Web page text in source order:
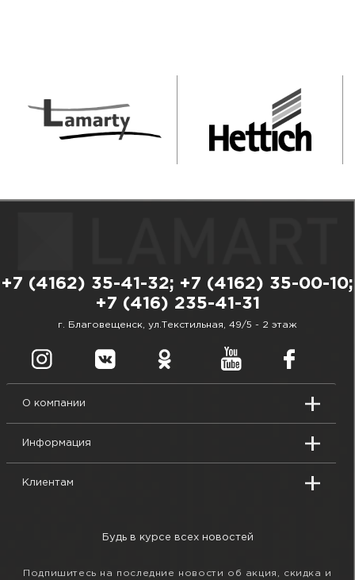
+7 (4162) 35-41-32; +7 (4162) 35-00-10;
+7 (416) 235-41-31
г. Благовещенск, ул.Текстильная, 49/5 - 2 этаж
О компании
Информация
Клиентам
Будь в курсе всех новостей
Подпишитесь на последние новости об акция, скидка и